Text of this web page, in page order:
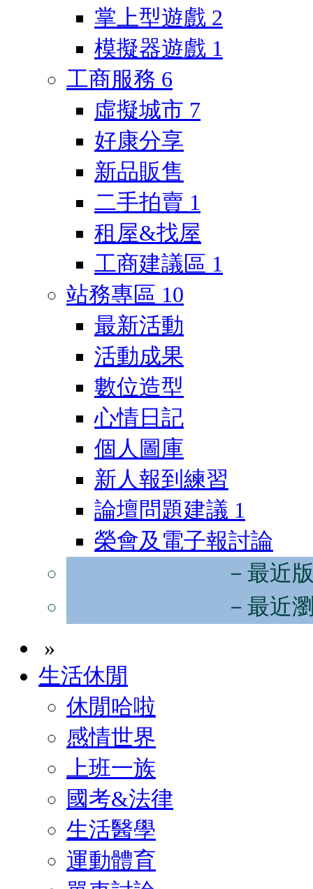
掌上型遊戲 2
模擬器遊戲 1
工商服務 6
虛擬城市 7
好康分享
新品販售
二手拍賣 1
租屋&找屋
工商建議區 1
站務專區 10
最新活動
活動成果
數位造型
心情日記
個人圖庫
新人報到練習
論壇問題建議 1
榮會及電子報討論
－最近
－最近
»
生活休閒
休閒哈啦
感情世界
上班一族
國考&法律
生活醫學
運動體育